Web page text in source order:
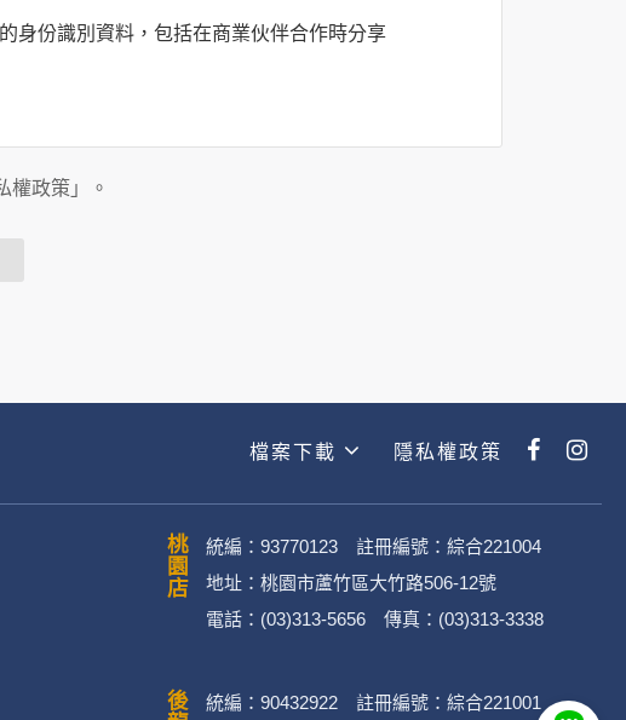
身份識別資料，包括在商業伙伴合作時分享
對於您主動提供的個人資訊，這些廣告廠商
在非經加密的保護下，不適用於何時旅行社
推廣活動。
社群．媒體帳號、網路平台申請之帳號及
權政策」。
檔案下載 隱私權政策
桃園店
統編：93770123 註冊編號：綜合221004
地址：桃園市蘆竹區大竹路506-12號
電話：(03)313-5656 傳真：(03)313-3338
統編：90432922 註冊編號：綜合221001